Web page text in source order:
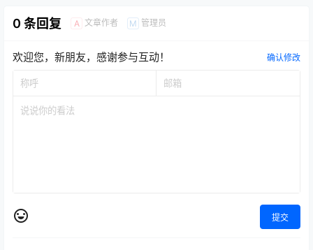
0 条回复 A 文章作者 M 管理员
欢迎您，新朋友，感谢参与互动！ 确认修改
提交